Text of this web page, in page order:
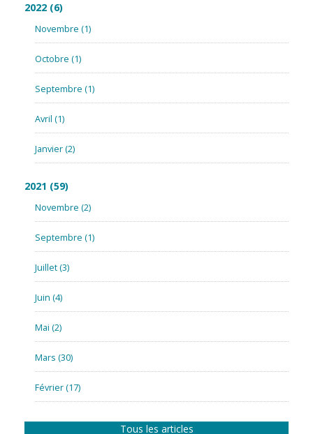
2022 (6)
Novembre (1)
Octobre (1)
Septembre (1)
Avril (1)
Janvier(2)
2021 (59)
Novembre (2)
Septembre (1)
Juillet(3)
Juin (4)
Mai (2)
Mars (30)
Février(17)
Tous les articles